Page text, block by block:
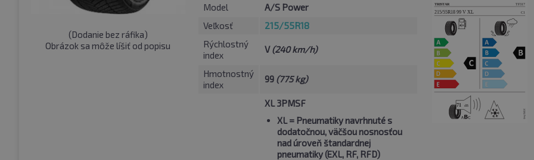
(Dodanie bez ráfika)
Obrázok sa môže líšiť od popisu
Model
A/S Power
Veľkosť
215/55R18
Rýchlostný
index
V(240 km/h)
Hmotnostný
index
99 (775 kg)
XL 3PMSF
XL= Pneumatiky navrhnuté s
dodatočnou, väčšou nosnosťou
nad úroveň štandardnej
pneumatiky (EXL, RF, RFD)